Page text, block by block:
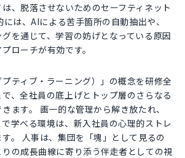
、脱落させないためのセーフティネット
は、AIによる苦手箇所の自動抽出や、
を通じて、学習の妨げとなっている原因
ローチが有効です。
プティブ・ラーニング）」の概念を研修全
、全社員の底上げとトップ層のさらなる
ます。 画一的な管理から解き放たれ、
学べる環境は、新入社員の心理的ストレ
。 人事は、集団を「塊」として見るの
の成長曲線に寄り添う伴走者としての視